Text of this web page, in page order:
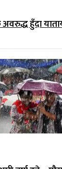
अवरुद्ध हुँदा